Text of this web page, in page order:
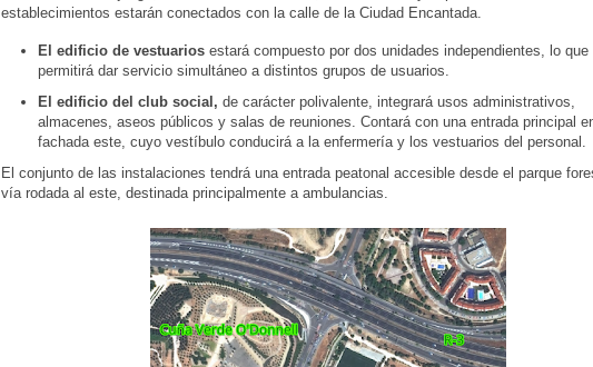
establecimientos estarán conectados con la calle de la Ciudad Encantada.
El edificio de vestuariosestará compuesto por dos unidades independientes, lo que
permitirá dar servicio simultáneo a distintos grupos de usuarios.
El edificio del club social, de carácter polivalente, integrará usos administrativos,
almacenes, aseos públicos y salas de reuniones. Contará con una entrada principal
fachada este, cuyo vestíbulo conducirá a la enfermería y los vestuarios del personal.
El conjunto de las instalaciones tendrá una entrada peatonal accesible desde el parque
vía rodada al este, destinada principalmente a ambulancias.